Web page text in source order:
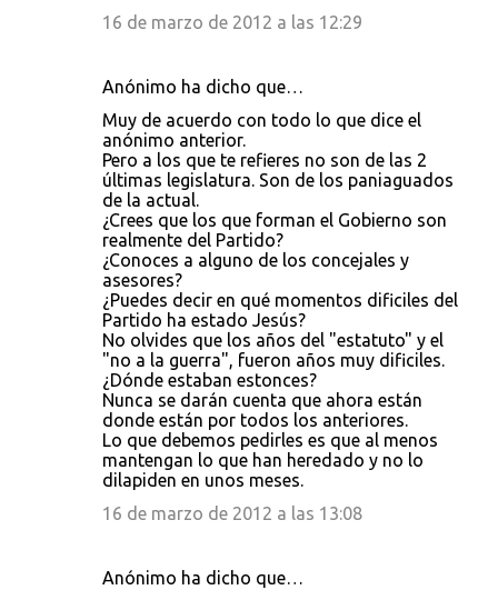
16 de marzo de 2012 a las 12:29
Anónimo ha dicho que…
Muy de acuerdo con todo lo que dice el
anónimo anterior.
Pero a los que te refieres no son de las 2
últimas legislatura. Son de los paniaguados
de la actual.
¿Crees que los que forman el Gobierno son
realmente del Partido?
¿Conoces a alguno de los concejales y
asesores?
¿Puedes decir en qué momentos dificiles del
Partido ha estado Jesús?
No olvides que los años del "estatuto" y el
"no a la guerra", fueron años muy dificiles.
¿Dónde estaban estonces?
Nunca se darán cuenta que ahora están
donde están por todos los anteriores.
Lo que debemos pedirles es que al menos
mantengan lo que han heredado y no lo
dilapiden en unos meses.
16 de marzo de 2012 a las 13:08
Anónimo ha dicho que…